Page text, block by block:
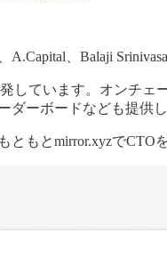
A.Capital、Balaji
しています。オンチ
ーボードなども提供し
もとmirror.xyzでCTO